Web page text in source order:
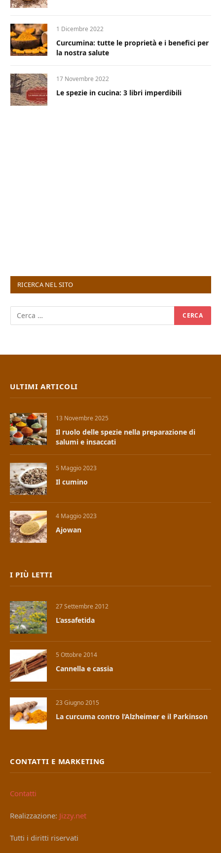
1 Dicembre 2022
Curcumina: tutte le proprietà e i benefici per
la nostra salute
17 Novembre 2022
Le spezie in cucina: 3 libri imperdibili
RICERCA NEL SITO
ULTIMI ARTICOLI
13 Novembre 2025
Il ruolo delle spezie nella preparazione di
salumi e insaccati
5 Maggio 2023
Il cumino
4 Maggio 2023
Ajowan
I PIÙ LETTI
27 Settembre 2012
L’assafetida
5 Ottobre 2014
Cannella e cassia
23 Giugno 2015
La curcuma contro l’Alzheimer e il Parkinson
CONTATTI E MARKETING
Contatti
Realizzazione: Jizzy.net
Tutti i diritti riservati